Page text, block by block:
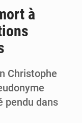
Blanchisseries à Bamako : la traçabilité du linge en question
AfroBasket U18 : Le Mali défend sa double couronne à Abidjan
à
Christophe
pendu dans